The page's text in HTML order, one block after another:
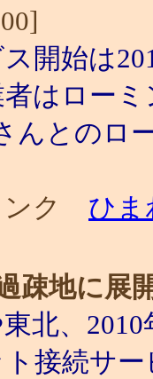
開始は
はロー
んとのロ
ンク ひま
疎地に展
北、2010
ト接続サ